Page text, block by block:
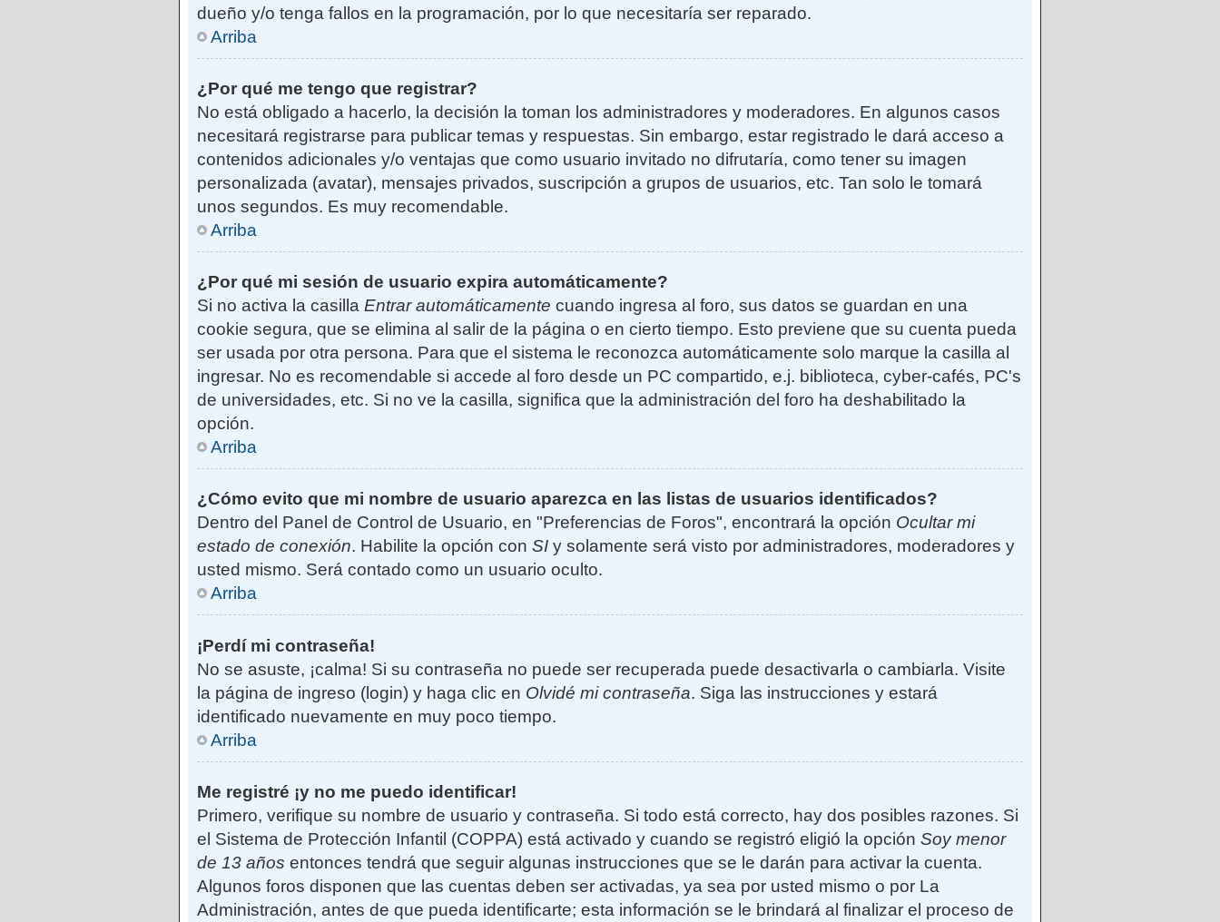
dueño y/o tenga fallos en la programación, por lo que necesitaría ser reparado.
Arriba
¿Por qué me tengo que registrar?
No está obligado a hacerlo, la decisión la toman los administradores y moderadores. En algunos casos
necesitará registrarse para publicar temas y respuestas. Sin embargo, estar registrado le dará acceso a
contenidos adicionales y/o ventajas que como usuario invitado no difrutaría, como tener su imagen
personalizada (avatar), mensajes privados, suscripción a grupos de usuarios, etc. Tan solo le tomará
unos segundos. Es muy recomendable.
Arriba
¿Por qué mi sesión de usuario expira automáticamente?
Si no activa la casilla Entrar automáticamente cuando ingresa al foro, sus datos se guardan en una
cookie segura, que se elimina al salir de la página o en cierto tiempo. Esto previene que su cuenta pueda
ser usada por otra persona. Para que el sistema le reconozca automáticamente solo marque la casilla al
ingresar. No es recomendable si accede al foro desde un PC compartido, e.j. biblioteca, cyber-cafés, PC's
de universidades, etc. Si no ve la casilla, significa que la administración del foro ha deshabilitado la
opción.
Arriba
¿Cómo evito que mi nombre de usuario aparezca en las listas de usuarios identificados?
Dentro del Panel de Control de Usuario, en "Preferencias de Foros", encontrará la opción Ocultar mi
estado de conexión. Habilite la opción con SI y solamente será visto por administradores, moderadores y
usted mismo. Será contado como un usuario oculto.
Arriba
¡Perdí mi contraseña!
No se asuste, ¡calma! Si su contraseña no puede ser recuperada puede desactivarla o cambiarla. Visite
la página de ingreso (login) y haga clic en Olvidé mi contraseña. Siga las instrucciones y estará
identificado nuevamente en muy poco tiempo.
Arriba
Me registré ¡y no me puedo identificar!
Primero, verifique su nombre de usuario y contraseña. Si todo está correcto, hay dos posibles razones. Si
el Sistema de Protección Infantil (COPPA) está activado y cuando se registró eligió la opción Soy menor
de 13 años entonces tendrá que seguir algunas instrucciones que se le darán para activar la cuenta.
Algunos foros disponen que las cuentas deben ser activadas, ya sea por usted mismo o por La
Administración, antes de que pueda identificarte; esta información se le brindará al finalizar el proceso de